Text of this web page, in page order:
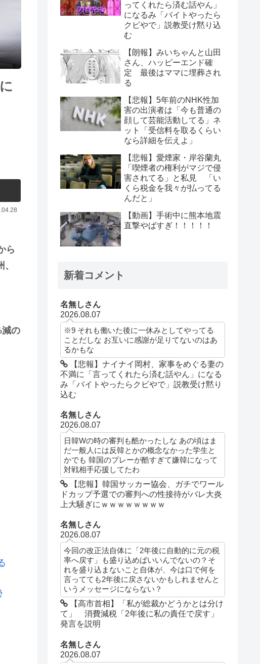
ら
減の
ってくれたら済む話やん」
になるみ「バイトやったら
クビやで」説教受け黙り込
む
【朗報】みいちゃんと山田
さん、ハッピーエンド確
定 最後はママに埋葬され
る
【悲報】5年前のNHK性加
害の出演者は「今も普通の
顔して芸能活動してる」ネ
ット「受信料を取るくらい
なら詳細を伝えよ」
【悲報】愛煙家・岸谷蘭丸
「喫煙者の権利がマジで侵
害されてる」と私見 「い
くら税金を我々が払ってる
んだと」
【動画】手術中に熊本地震
直撃やばすぎ！！！！！
新着コメント
名無しさん
2026.08.07
※9 それも働いた後に一休みとしてやってる
ことだしな お互いに感謝が足りてないのはあ
るかもな
【悲報】ナイナイ岡村、家事をめぐる妻の
不満に「言ってくれたら済む話やん」になる
み「バイトやったらクビやで」説教受け黙り
込む
名無しさん
2026.08.07
日韓Wの時の審判も酷かったしな あの頃はま
だ一般人には反韓とかの概念なかった学生と
かでも 韓国のプレーが酷すぎて嫌韓になって
対戦相手応援してたわ
【悲報】韓国サッカー協会、ガチでワール
ドカップ予選での審判への性接待がバレ大炎
上大騒ぎにｗｗｗｗｗｗｗｗ
名無しさん
2026.08.07
今回の改正法自体に「2年後に自動的に元の税
率へ戻す」も盛り込めばいいんでないの？そ
れを盛り込まないこと自体が、今は口で何を
言ってても2年後に戻さないかもしれませんと
いうメッセージにならない？
【高市首相】「私が総裁かどうかとは分け
て」 消費減税「2年後に私の責任で戻す」
発言を説明
名無しさん
2026.08.07